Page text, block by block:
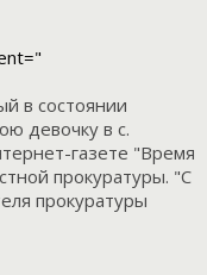
в состоянии
девочку в с.
газете "Время
прокуратуры. "С
прокуратуры